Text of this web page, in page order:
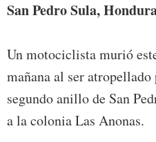
San Pedro Sula,
Un motociclista murió
mañana al ser
segundo anillo de San
a la colonia Las Anonas.